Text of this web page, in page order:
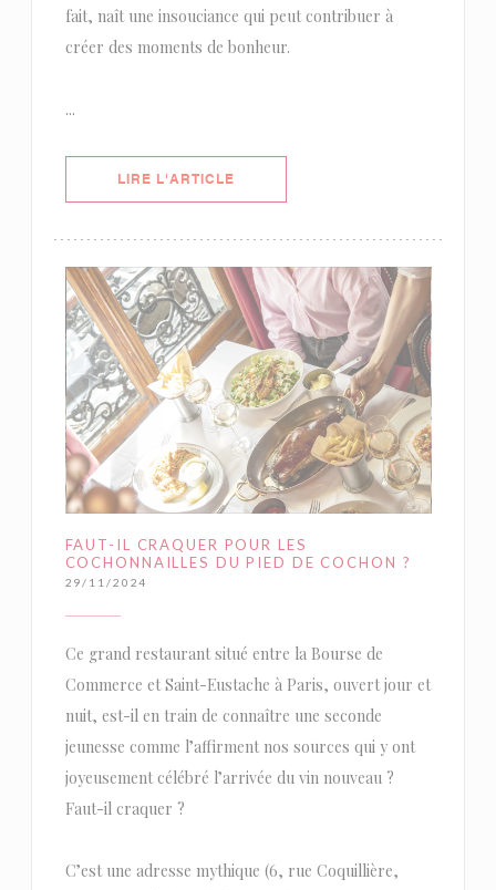
fait, naît une insouciance qui peut contribuer à
créer des moments de bonheur.
...
LIRE L'ARTICLE((OUVRE UNE NOUVELLE
FAUT-IL CRAQUER POUR LES
COCHONNAILLES DU PIED DE COCHON ?
29/11/2024
Ce grand restaurant situé entre la Bourse de
Commerce et Saint-Eustache à Paris, ouvert jour et
nuit, est-il en train de connaître une seconde
jeunesse comme l’affirment nos sources qui y ont
joyeusement célébré l’arrivée du vin nouveau ?
Faut-il craquer ?
C’est une adresse mythique (6, rue Coquillière,